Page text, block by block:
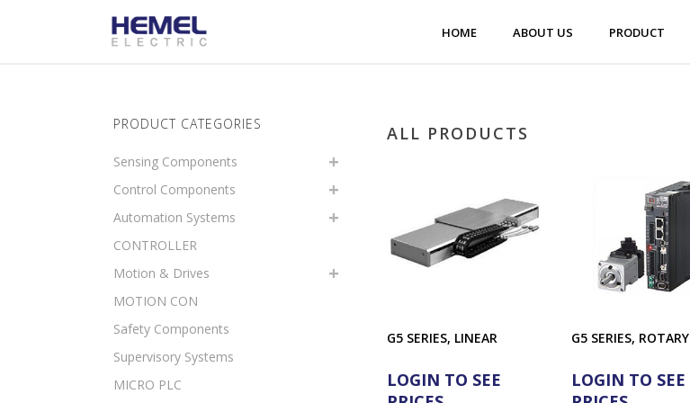
HOME ABOUT US PRODUCT
ALL PRODUCTS
G5 SERIES, LINEAR
LOGIN TO SEE
G5 SERIES, ROTARY
LOGIN TO SEE
PRODUCT CATEGORIES
Sensing Components
Control Components
Automation Systems
CONTROLLER
Motion & Drives
MOTION CON
Safety Components
Supervisory Systems
MICRO PLC